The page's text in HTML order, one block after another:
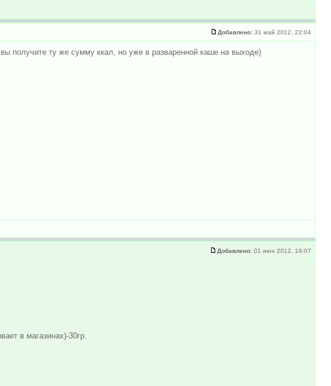
Добавлено: 31 май 2012, 22:04
получите ту же сумму ккал, но уже в разваренной каше на выходе)
Добавлено: 01 июн 2012, 19:07
в магазинах)-30гр.